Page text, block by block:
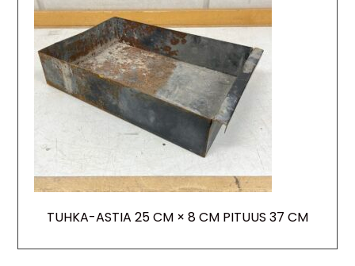
TUHKA-ASTIA 25 CM × 8 CM PITUUS 37 CM